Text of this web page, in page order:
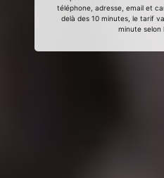
téléphone, adresse, email et
delà des 10 minutes, le tarif
minute selon